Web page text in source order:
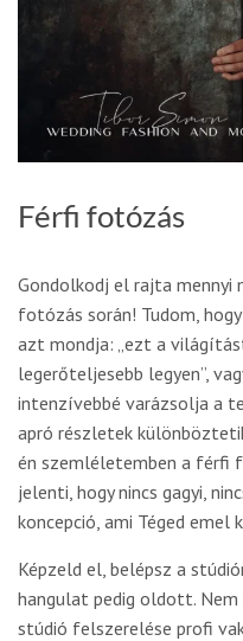
Férfi fotózás
Gondolkodj el rajta mennyi
fotózás során! Tudom,
azt mondja: „ezt a
legerőteljesebb legyen”,
intenzívebbé varázsolja a
apró részletek
én szemléletemben a férfi
jelenti, hogy nincs gagyi,
koncepció, ami Téged emel
Képzeld el, belépsz a
hangulat pedig oldott. Nem
stúdió felszerelése profi